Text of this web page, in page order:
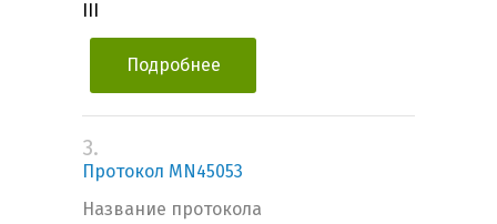
Подробнее
3.
Протокол MN45053
Название протокола